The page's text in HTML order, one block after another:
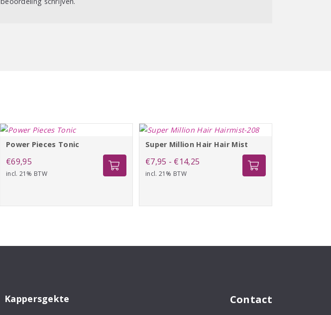
Power Pieces Tonic
€69,95
incl. 21% BTW
Super Million Hair Hair Mist
€7,95 - €14,25
incl. 21% BTW
Kappersgekte Contact